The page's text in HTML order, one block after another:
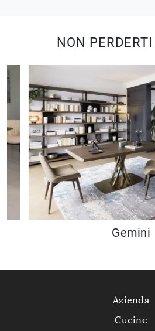
NON
Gemini
Azienda
Cucine